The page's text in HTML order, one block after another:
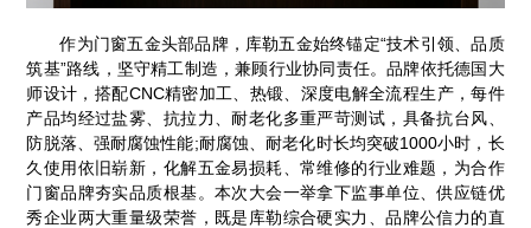
作为门窗五金头部品牌，库勒五金始终锚定“技术引领、品质
筑基”路线，坚守精工制造，兼顾行业协同责任。品牌依托德国大
师设计，搭配CNC精密加工、热锻、深度电解全流程生产，每件
产品均经过盐雾、抗拉力、耐老化多重严苛测试，具备抗台风、
防脱落、强耐腐蚀性能;耐腐蚀、耐老化时长均突破1000小时，长
久使用依旧崭新，化解五金易损耗、常维修的行业难题，为合作
门窗品牌夯实品质根基。本次大会一举拿下监事单位、供应链优
秀企业两大重量级荣誉，既是库勒综合硬实力、品牌公信力的直